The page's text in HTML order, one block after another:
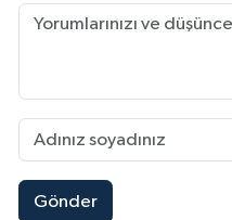
Gönder